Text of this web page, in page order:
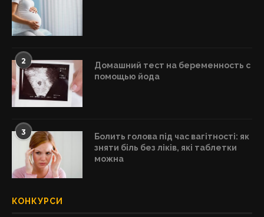
2
Домашний тест на беременность с
помощью йода
3
Болить голова під час вагітності: як
зняти біль без ліків, які таблетки
можна
КОНКУРСИ